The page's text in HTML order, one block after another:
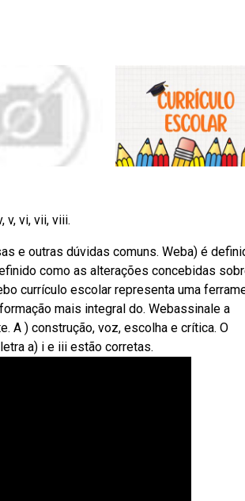
v, vi, vii, viii.
e outras dúvidas comuns. Weba) é
como as alterações concebidas
currículo escolar representa uma
mais integral do. Webassinale a
A ) construção, voz, escolha e crítica. O
a) i e iii estão corretas.